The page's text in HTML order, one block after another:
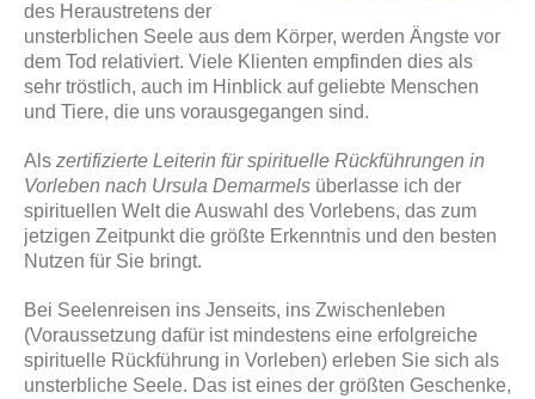
des Heraustretens der
unsterblichen Seele aus dem Körper, werden Ängste vor
dem Tod relativiert. Viele Klienten empfinden dies als
sehr tröstlich, auch im Hinblick auf geliebte Menschen
und Tiere, die uns vorausgegangen sind.
Als zertifizierte Leiterin für spirituelle Rückführungen in
Vorleben nach Ursula Demarmels überlasse ich der
spirituellen Welt die Auswahl des Vorlebens, das zum
jetzigen Zeitpunkt die größte Erkenntnis und den besten
Nutzen für Sie bringt.
Bei Seelenreisen ins Jenseits, ins Zwischenleben
(Voraussetzung dafür ist mindestens eine erfolgreiche
spirituelle Rückführung in Vorleben) erleben Sie sich als
unsterbliche Seele. Das ist eines der größten Geschenke,